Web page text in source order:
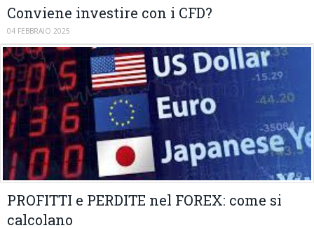
Conviene investire con i CFD?
04 FEBBRAIO 2025
PROFITTI e PERDITE nel FOREX: come si
calcolano